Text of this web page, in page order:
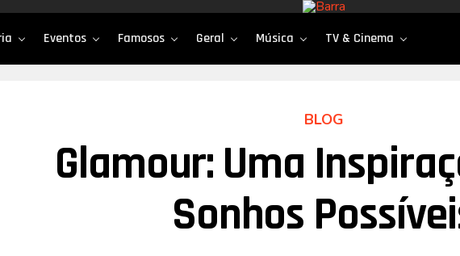
Eventos Famosos Geral Música TV & Cinema
BLOG
Glamour: Uma
Sonhos